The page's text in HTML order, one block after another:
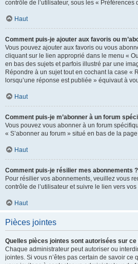
contrôle de l’utilisateur, sous les « Préférences
Haut
Comment puis-je ajouter aux favoris ou
Vous pouvez ajouter aux favoris ou vous
cliquant sur le lien approprié dans le menu «
en bas des sujets et parfois illustré par une
Répondre à un sujet tout en cochant la case «
lorsqu’une réponse est publiée » équivaut à
Haut
Comment puis-je m’abonner à un forum
Vous pouvez vous abonner à un forum
« S’abonner au forum » situé en bas de la
Haut
Comment puis-je résilier mes abonnements ?
Pour résilier vos abonnements, veuillez vous
contrôle de l’utilisateur et suivre le lien vers
Haut
Pièces jointes
Quelles pièces jointes sont autorisées sur ce
Chaque administrateur peut autoriser ou
jointes. Si vous n’êtes pas certain de savoir ce